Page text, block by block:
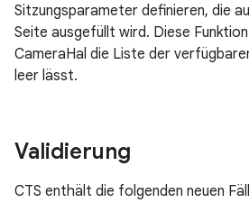
Sitzungsparameter definieren, die
Seite ausgefüllt wird. Diese
CameraHal die Liste der
leer lässt.
Validierung
CTS enthält die folgenden neuen